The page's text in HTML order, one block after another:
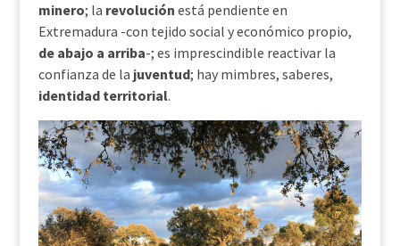
minero; la revolución está pendiente en
Extremadura -con tejido social y económico propio,
de abajo a arriba-; es imprescindible reactivar la
confianza de la juventud; hay mimbres, saberes,
identidad territorial.